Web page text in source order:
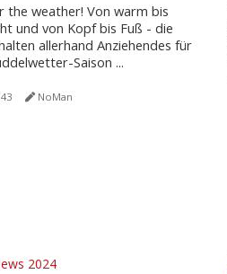
the weather! Von warm bis
und von Kopf bis Fuß - die
allerhand Anziehendes für
Saison ...
NoMan